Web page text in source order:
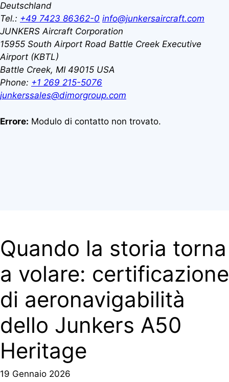
Deutschland
Tel.: +49 7423 86362-0 info@junkersaircraft.com
JUNKERS Aircraft Corporation
15955 South Airport Road Battle Creek Executive
Airport (KBTL)
Battle Creek, MI 49015 USA
Phone: +1 269 215-5076
junkerssales@dimorgroup.com
Errore: Modulo di contatto non trovato.
Quando la storia torna
a volare: certificazione
di aeronavigabilità
dello Junkers A50
Heritage
19 Gennaio 2026